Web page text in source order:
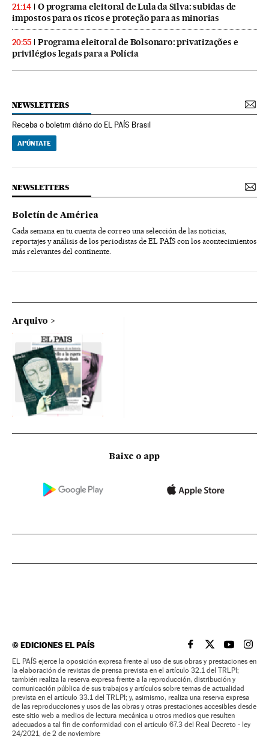
21:14
O programa eleitoral de Lula da Silva: subidas de
impostos para os ricos e proteção para as minorias
20:55
Programa eleitoral de Bolsonaro: privatizações e
privilégios legais para a Polícia
NEWSLETTERS
Receba o boletim diário do EL PAÍS Brasil
APÚNTATE
NEWSLETTERS
Boletín de América
Cada semana en tu cuenta de correo una selección de las noticias,
reportajes y análisis de los periodistas de EL PAÍS con los acontecimientos
más relevantes del continente.
Arquivo
Baixe o app
©EDICIONES EL PAÍS EL PAÍS BRASIL EN
EL PAÍSEL PAÍS
EL
EL PAÍS ejerce la oposición expresa frente al uso de sus obras y prestaciones en
la elaboración de revistas de prensa prevista en el artículo 32.1 del TRLPI;
también realiza la reserva expresa frente a la reproducción, distribución y
comunicación pública de sus trabajos y artículos sobre temas de actualidad
prevista en el artículo 33.1 del TRLPI; y, asimismo, realiza una reserva expresa
de las reproducciones y usos de las obras y otras prestaciones accesibles desde
este sitio web a medios de lectura mecánica u otros medios que resulten
adecuados a tal fin de conformidad con el artículo 67.3 del Real Decreto - ley
24/2021, de 2 de noviembre